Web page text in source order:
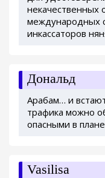
некачественных
международных
инкассаторов
Дональд
Арабам… и
трафика можно
опасными в
Vasilisa